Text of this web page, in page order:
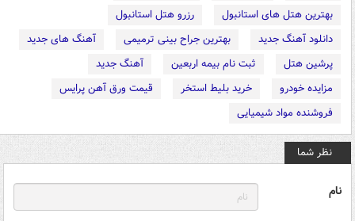
بهترین هتل های استانبول
رزرو هتل استانبول
دانلود آهنگ جدید
بهترین جراح بینی ترمیمی
آهنگ های جدید
پرشین هتل
ثبت نام بیمه اربعین
آهنگ جدید
مزایده خودرو
خرید بلیط استخر
قیمت ورق آهن پرایس
فروشنده مواد شیمیایی
نظر شما
نام